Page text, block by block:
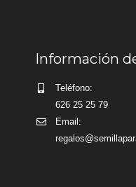
Información
Teléfono:
626 25 25 79
Email: